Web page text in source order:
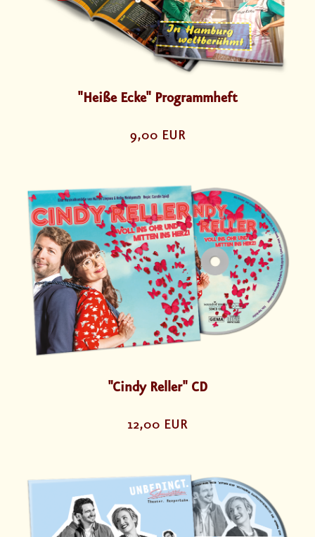
"Heiße Ecke" Programmheft
9,00 EUR
"Cindy Reller" CD
12,00 EUR